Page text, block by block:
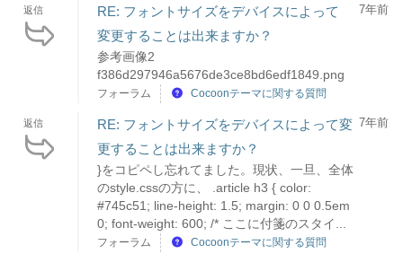
返信
RE: フォントサイズをデバイスによって
変更することは出来ますか？
参考画像2
f386d297946a5676de3ce8bd6edf1849.png
7年前
フォーラム Cocoonテーマに関する質問
返信
RE: フォントサイズをデバイスによって変
更することは出来ますか？
}をコピペし忘れてました。現状、一旦、全体
のstyle.cssの方に、 .article h3 { color:
#745c51; line-height: 1.5; margin: 0 0 0.5em
0; font-weight: 600; /* ここに付箋のスタイ...
7年前
フォーラム Cocoonテーマに関する質問